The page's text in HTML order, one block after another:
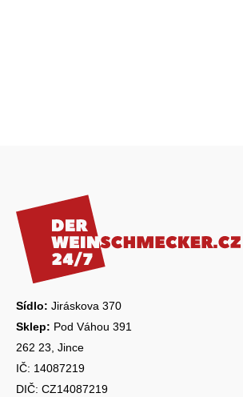
Sídlo: Jiráskova 370
Sklep: Pod Váhou 391
262 23, Jince
IČ: 14087219
DIČ: CZ14087219